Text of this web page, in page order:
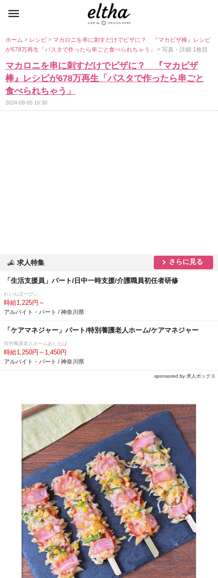
ホーム> レシピ> マカロニを串に刺すだけでピザに？ 『マカピザ棒』レシピ
が678万再生「パスタで作ったら串ごと食べられちゃう」> 写真・詳細 1枚目
マカロニを串に刺すだけでピザに？ 『マカピザ
棒』レシピが678万再生「パスタで作ったら串ごと
食べられちゃう」
2024-09-05 16:30
求人特集 さらに見る
「生活支援員」パート/日中一時支援/介護職員初任者研修
れいんぼーびぃ
時給1,225円～
アルバイト・パート / 神奈川県
「ケアマネジャー」パート/特別養護老人ホーム/ケアマネジャー
特別養護老人ホームあしたば
時給1,250円～1,450円
アルバイト・パート / 神奈川県
sponsored by 求人ボックス